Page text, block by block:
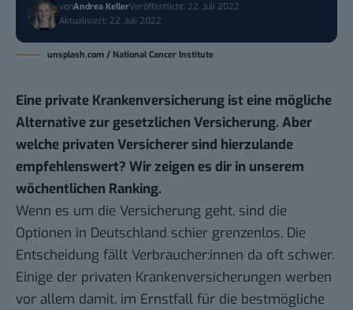
vonAndrea KellerVeröffentlicht: 22. Juli 2022
Aktualisiert: 22. Juli 2022
unsplash.com / National Cancer Institute
Eine private Krankenversicherung ist eine mögliche
Alternative zur gesetzlichen Versicherung. Aber
welche privaten Versicherer sind hierzulande
empfehlenswert? Wir zeigen es dir in unserem
wöchentlichen Ranking.
Wenn es um die Versicherung geht, sind die
Optionen in Deutschland schier grenzenlos. Die
Entscheidung fällt Verbraucher:innen da oft schwer.
Einige der privaten Krankenversicherungen werben
vor allem damit, im Ernstfall für die bestmögliche